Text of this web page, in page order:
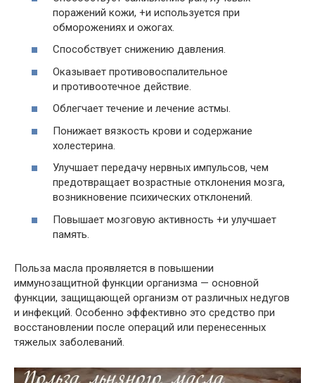
поражений кожи, +и используется при
обморожениях и ожогах.
Способствует снижению давления.
Оказывает противовоспалительное
и противоотечное действие.
Облегчает течение и лечение астмы.
Понижает вязкость крови и содержание
холестерина.
Улучшает передачу нервных импульсов, чем
предотвращает возрастные отклонения мозга,
возникновение психических отклонений.
Повышает мозговую активность +и улучшает
память.
Польза масла проявляется в повышении
иммунозащитной функции организма — основной
функции, защищающей организм от различных недугов
и инфекций. Особенно эффективно это средство при
восстановлении после операций или перенесенных
тяжелых заболеваний.